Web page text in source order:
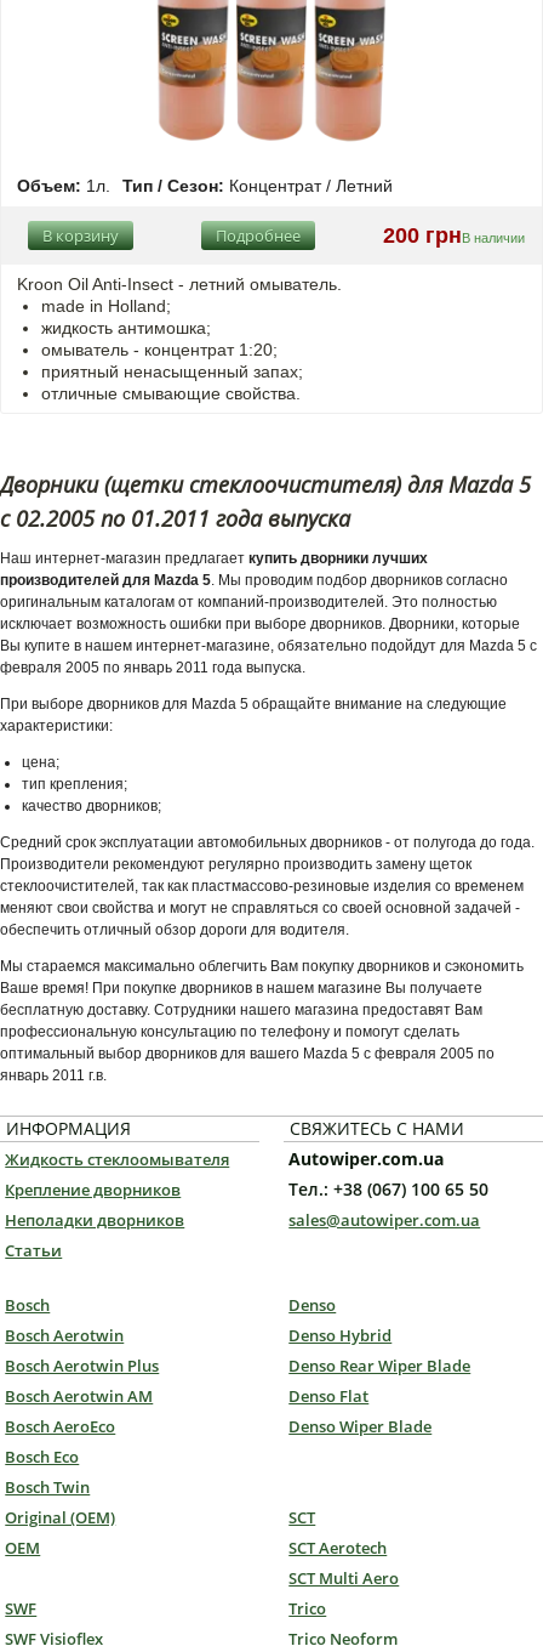
Объем: 1л. Тип / Сезон: Концентрат / Летний
200 грн В наличии
Подробнее
В корзину
Kroon Oil Anti-Insect - летний омыватель.
made in Holland;
жидкость антимошка;
омыватель - концентрат 1:20;
приятный ненасыщенный запах;
отличные смывающие свойства.
Дворники (щетки стеклоочистителя) для Mazda 5
с 02.2005 по 01.2011 года выпуска
Наш интернет-магазин предлагает купить дворники лучших
производителей для Mazda 5. Мы проводим подбор дворников согласно
оригинальным каталогам от компаний-производителей. Это полностью
исключает возможность ошибки при выборе дворников. Дворники, которые
Вы купите в нашем интернет-магазине, обязательно подойдут для Mazda 5 с
февраля 2005 по январь 2011 года выпуска.
При выборе дворников для Mazda 5 обращайте внимание на следующие
характеристики:
цена;
тип крепления;
качество дворников;
Средний срок эксплуатации автомобильных дворников - от полугода до года.
Производители рекомендуют регулярно производить замену щеток
стеклоочистителей, так как пластмассово-резиновые изделия со временем
меняют свои свойства и могут не справляться со своей основной задачей -
обеспечить отличный обзор дороги для водителя.
Мы стараемся максимально облегчить Вам покупку дворников и сэкономить
Ваше время! При покупке дворников в нашем магазине Вы получаете
бесплатную доставку. Сотрудники нашего магазина предоставят Вам
профессиональную консультацию по телефону и помогут сделать
оптимальный выбор дворников для вашего Mazda 5 с февраля 2005 по
январь 2011 г.в.
ИНФОРМАЦИЯ
Жидкость стеклоомывателя
Крепление дворников
Неполадки дворников
Статьи
СВЯЖИТЕСЬ С НАМИ
Autowiper.com.ua
Тел.: +38 (067) 100 65 50
sales@autowiper.com.ua
Bosch
Bosch Aerotwin
Bosch Aerotwin Plus
Bosch Aerotwin AM
Bosch AeroEco
Bosch Eco
Bosch Twin
Denso
Denso Hybrid
Denso Rear Wiper Blade
Denso Flat
Denso Wiper Blade
Original (OEM)
OEM
SCT
SCT Aerotech
SCT Multi Aero
SWF
SWF Visioflex
Trico
Trico Neoform